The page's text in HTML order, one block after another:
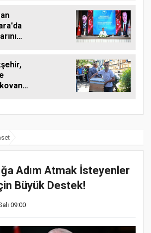
Adım Atmak İsteyenler
Büyük Destek!
09:00